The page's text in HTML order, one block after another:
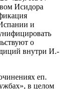
Исидора
и
о
внутри И.-
еп.
в целом